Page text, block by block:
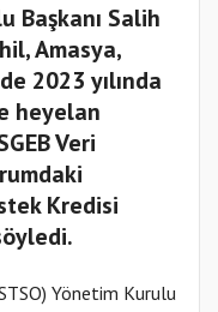
Başkanı Salih
Amasya,
2023 yılında
heyelan
Veri
Kredisi
Yönetim Kurulu